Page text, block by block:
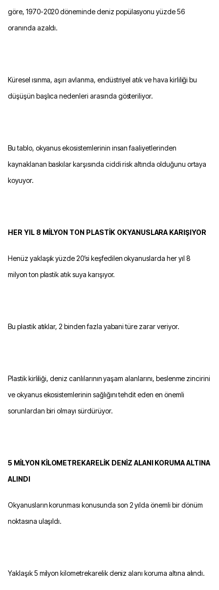
göre, 1970-2020 döneminde deniz popülasyonu yüzde 56
oranında azaldı.
Küresel ısınma, aşırı avlanma, endüstriyel atık ve hava kirliliği bu
düşüşün başlıca nedenleri arasında gösteriliyor.
Bu tablo, okyanus ekosistemlerinin insan faaliyetlerinden
kaynaklanan baskılar karşısında ciddi risk altında olduğunu ortaya
koyuyor.
HER YIL 8 MİLYON TON PLASTİK OKYANUSLARA KARIŞIYOR
Henüz yaklaşık yüzde 20’si keşfedilen okyanuslarda her yıl 8
milyon ton plastik atık suya karışıyor.
Bu plastik atıklar, 2 binden fazla yabani türe zarar veriyor.
Plastik kirliliği, deniz canlılarının yaşam alanlarını, beslenme zincirini
ve okyanus ekosistemlerinin sağlığını tehdit eden en önemli
sorunlardan biri olmayı sürdürüyor.
5 MİLYON KİLOMETREKARELİK DENİZ ALANI KORUMA ALTINA
ALINDI
Okyanusların korunması konusunda son 2 yılda önemli bir dönüm
noktasına ulaşıldı.
Yaklaşık 5 milyon kilometrekarelik deniz alanı koruma altına alındı.